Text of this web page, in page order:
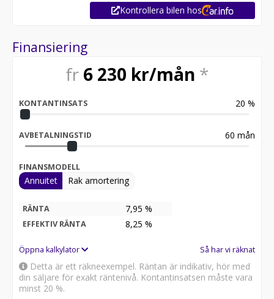
Kontrollera bilen hos
Finansiering
fr 6 230 kr/mån *
KONTANTINSATS 20 %
AVBETALNINGSTID 60 mån
FINANSMODELL
Annuitet Rak amortering
RÄNTA 7,95 %
EFFEKTIV RÄNTA 8,25 %
Öppna kalkylator Så har vi räknat
Detta är ett räkneexempel. Räntan är indikativ, hör med
din säljare för exakt räntenivå. Kontantinsatsen måste vara
minst 20 %.